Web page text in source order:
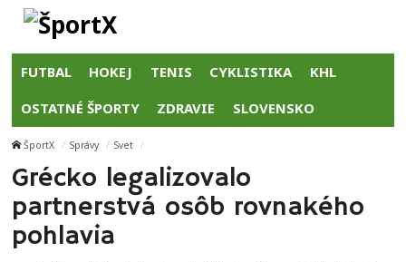
FUTBAL HOKEJ TENIS CYKLISTIKA KHL
OSTATNÉ ŠPORTY ZDRAVIE SLOVENSKO
ŠportX Správy Svet
Grécko legalizovalo
partnerstvá osôb rovnakého
pohlavia